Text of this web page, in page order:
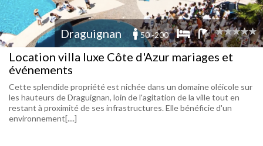
Draguignan 50 -200
Location villa luxe Côte d'Azur mariages et
événements
Cette splendide propriété est nichée dans un domaine oléicole sur
les hauteurs de Draguignan, loin de l'agitation de la ville tout en
restant à proximité de ses infrastructures. Elle bénéficie d'un
environnement[....]